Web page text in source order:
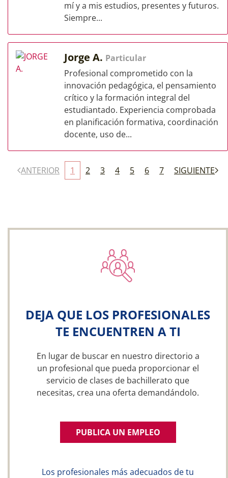
mí y a mis estudios, presentes y futuros.
Siempre...
Jorge A. Particular
Profesional comprometido con la
innovación pedagógica, el pensamiento
crítico y la formación integral del
estudiantado. Experiencia comprobada
en planificación formativa, coordinación
docente, uso de...
ANTERIOR 1 2 3 4 5 6 7 SIGUIENTE
DEJA QUE LOS PROFESIONALES
TE ENCUENTREN A TI
En lugar de buscar en nuestro directorio a
un profesional que pueda proporcionar el
servicio de clases de bachillerato que
necesitas, crea una oferta demandándolo.
PUBLICA UN EMPLEO
Los profesionales más adecuados de tu